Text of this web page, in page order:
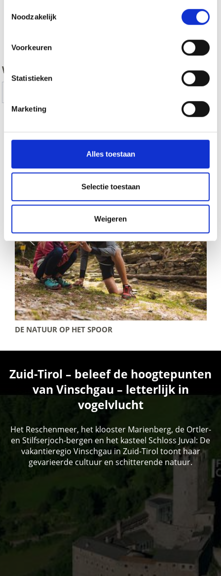
Noodzakelijk
Voorkeuren
Statistieken
Marketing
Alles toestaan
Selectie toestaan
Weigeren
WAS DE INHOUD NUTTIG VOOR U?
DE NATUUR OP HET SPOOR
Zuid-Tirol – beleef de hoogtepunten
van Vinschgau – letterlijk in
vogelvlucht
Het Reschenmeer, het klooster Marienberg, de Ortler-
en Stilfserjoch-bergen en het kasteel Schloss Juval: De
vakantieregio Vinschgau in Zuid-Tirol toont haar
gevarieerde cultuur en schitterende natuur.